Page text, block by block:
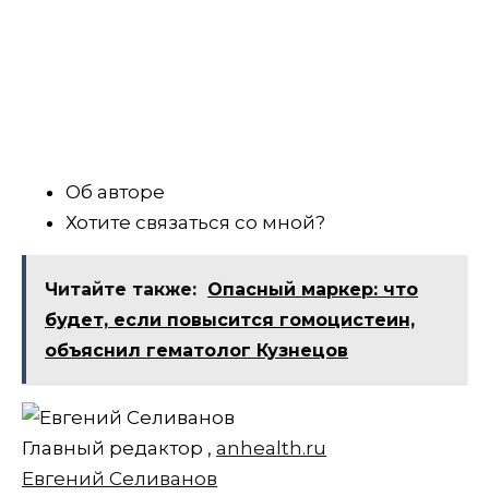
Об авторе
Хотите связаться со мной?
Читайте также: Опасный маркер: что
будет, если повысится гомоцистеин,
объяснил гематолог Кузнецов
Главный редактор , anhealth.ru
Евгений Селиванов